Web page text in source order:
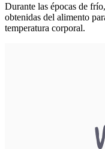
Durante las épocas de
obtenidas del alimento
temperatura corporal.